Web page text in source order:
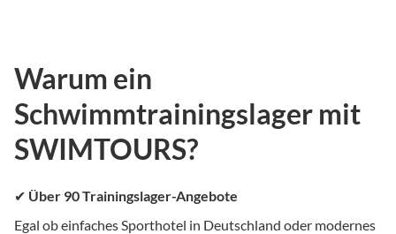
Warum ein
Schwimmtrainingslager mit
SWIMTOURS?
✔ Über 90 Trainingslager-Angebote
Egal ob einfaches Sporthotel in Deutschland oder modernes